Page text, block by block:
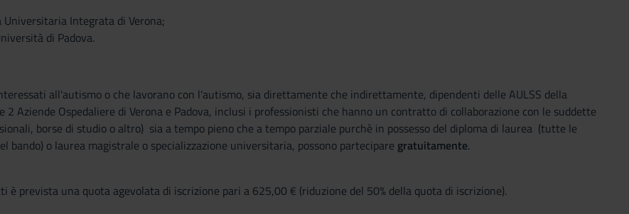
Universitaria Integrata di Verona;
di Padova.
all'autismo o che lavorano con l'autismo, sia direttamente che indirettamente, dipendenti delle AULSS della
2 Aziende Ospedaliere di Verona e Padova, inclusi i professionisti che hanno un contratto di collaborazione con le suddette
borse di studio o altro) sia a tempo pieno che a tempo parziale purchè in possesso del diploma di laurea (tutte le
bando) o laurea magistrale o specializzazione universitaria, possono partecipare gratuitamente.
prevista una quota agevolata di iscrizione pari a 625,00 € (riduzione del 50% della quota di iscrizione).